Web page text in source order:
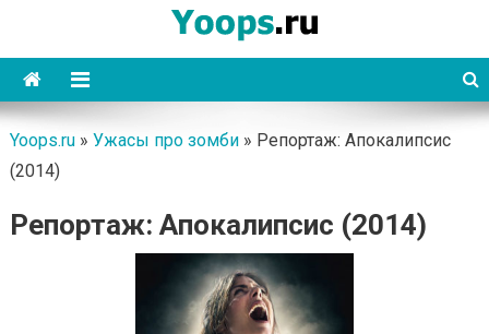
content
Yoops
Yoops.ru» Ужасы про зомби» Репортаж: Апокалипсис
(2014)
Репортаж: Апокалипсис (2014)